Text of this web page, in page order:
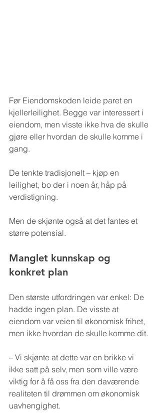
Før Eiendomskoden leide paret en
kjellerleilighet. Begge var interessert i
eiendom, men visste ikke hva de skulle
gjøre eller hvordan de skulle komme i
gang.
De tenkte tradisjonelt – kjøp en
leilighet, bo der i noen år, håp på
verdistigning.
Men de skjønte også at det fantes et
større potensial.
Manglet kunnskap og
konkret plan
Den største utfordringen var enkel: De
hadde ingen plan. De visste at
eiendom var veien til økonomisk frihet,
men ikke hvordan de skulle komme dit.
– Vi skjønte at dette var en brikke vi
ikke satt på selv, men som ville være
viktig for å få oss fra den daværende
realiteten til drømmen om økonomisk
uavhengighet.